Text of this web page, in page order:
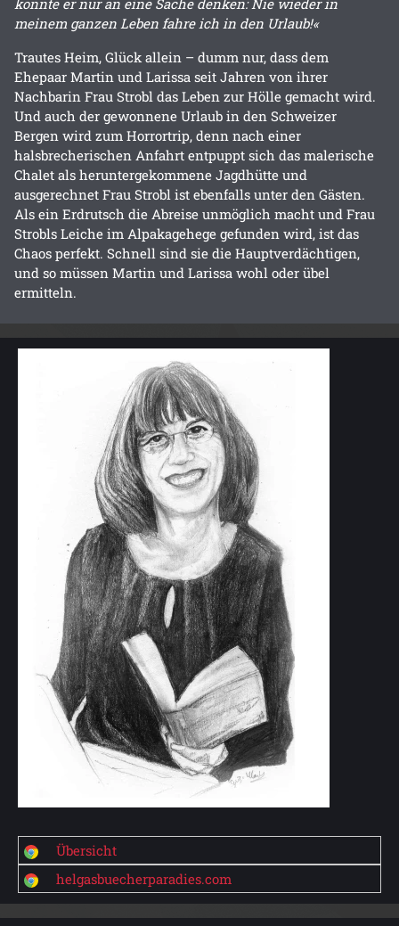
meinem ganzen Leben fahre ich in den Urlaub!«
Trautes Heim, Glück allein – dumm nur, dass dem
Ehepaar Martin und Larissa seit Jahren von ihrer
Nachbarin Frau Strobl das Leben zur Hölle gemacht wird.
Und auch der gewonnene Urlaub in den Schweizer
Bergen wird zum Horrortrip, denn nach einer
halsbrecherischen Anfahrt entpuppt sich das malerische
Chalet als heruntergekommene Jagdhütte und
ausgerechnet Frau Strobl ist ebenfalls unter den Gästen.
Als ein Erdrutsch die Abreise unmöglich macht und Frau
Strobls Leiche im Alpakagehege gefunden wird, ist das
Chaos perfekt. Schnell sind sie die Hauptverdächtigen,
und so müssen Martin und Larissa wohl oder übel
ermitteln.
Übersicht
helgasbuecherparadies.com